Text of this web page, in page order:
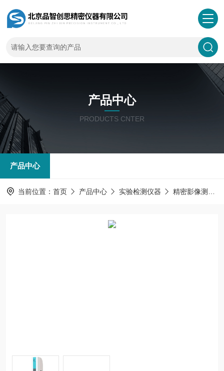
产品中心
PRODUCTS CNTER
产品中心
当前位置： 首页 产品中心 实验检测仪器 精密影像测量仪